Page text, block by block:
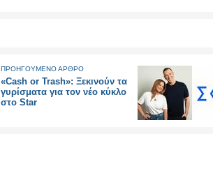
ΠΡΟΗΓΟΥΜΕΝΟ ΑΡΘΡΟ
«Cash or Trash»: Ξεκινούν τα
γυρίσματα για τον νέο κύκλο
στο Star